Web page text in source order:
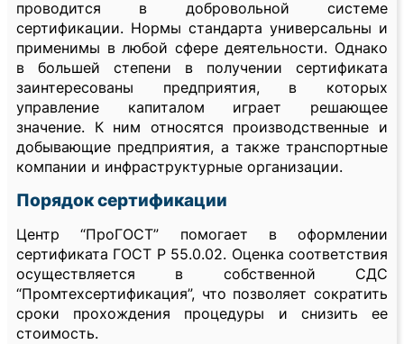
проводится в добровольной системе
сертификации. Нормы стандарта универсальны и
применимы в любой сфере деятельности. Однако
в большей степени в получении сертификата
заинтересованы предприятия, в которых
управление капиталом играет решающее
значение. К ним относятся производственные и
добывающие предприятия, а также транспортные
компании и инфраструктурные организации.
Порядок сертификации
Центр “ПроГОСТ” помогает в оформлении
сертификата ГОСТ Р 55.0.02. Оценка соответствия
осуществляется в собственной СДС
“Промтехсертификация”, что позволяет сократить
сроки прохождения процедуры и снизить ее
стоимость.